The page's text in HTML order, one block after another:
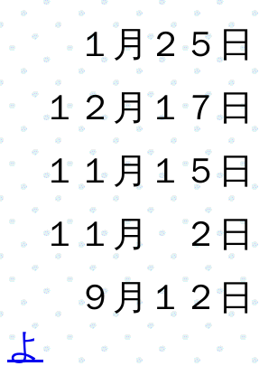
１月２
１２月１
１１月１
１１月
９月１
よ